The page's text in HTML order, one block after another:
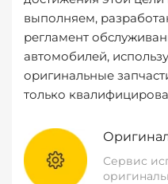
выполняем,
регламент
автомобилей,
оригинальные
только
Сервис